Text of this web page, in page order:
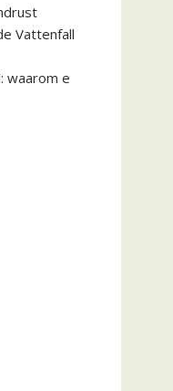
Vattenfall
waarom e